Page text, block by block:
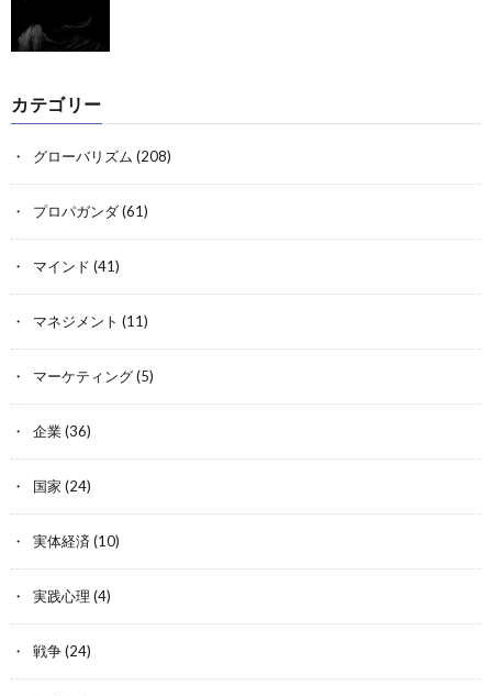
カテゴリー
グローバリズム (208)
プロパガンダ(61)
マインド (41)
マネジメント (11)
マーケティング(5)
企業(36)
国家 (24)
実体経済 (10)
実践心理 (4)
戦争(24)